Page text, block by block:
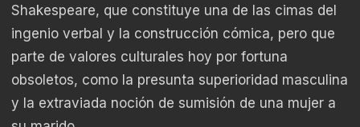
Shakespeare, que constituye una de las cimas del
ingenio verbal y la construcción cómica, pero que
parte de valores culturales hoy por fortuna
obsoletos, como la presunta superioridad masculina
y la extraviada noción de sumisión de una mujer a